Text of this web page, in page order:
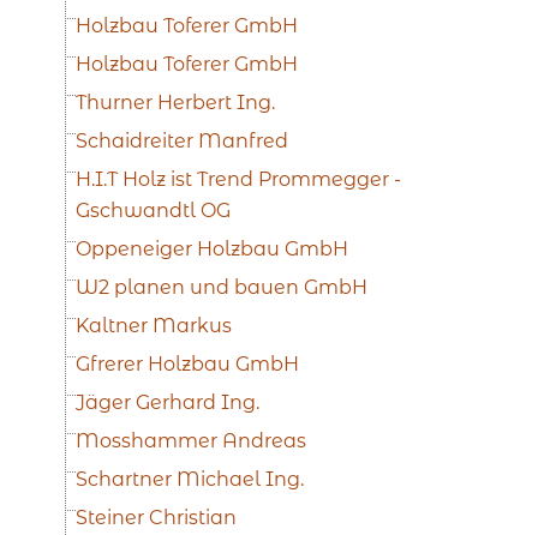
Holzbau Toferer GmbH
Holzbau Toferer GmbH
Thurner Herbert Ing.
Schaidreiter Manfred
H.I.T Holz ist Trend Prommegger -
Gschwandtl OG
Oppeneiger Holzbau GmbH
W2 planen und bauen GmbH
Kaltner Markus
Gfrerer Holzbau GmbH
Jäger Gerhard Ing.
Mosshammer Andreas
Schartner Michael Ing.
Steiner Christian